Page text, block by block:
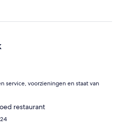
service, voorzieningen en staat van
restaurant